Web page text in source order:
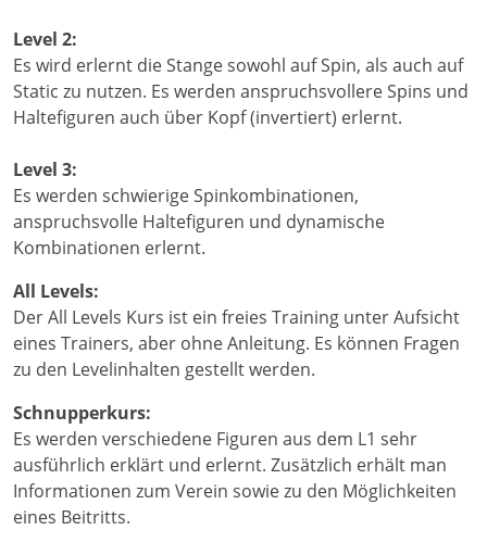
Level 2:
Es wird erlernt die Stange sowohl auf Spin, als auch auf
Static zu nutzen. Es werden anspruchsvollere Spins und
Haltefiguren auch über Kopf (invertiert) erlernt.
Level 3:
Es werden schwierige Spinkombinationen,
anspruchsvolle Haltefiguren und dynamische
Kombinationen erlernt.
All Levels:
Der All Levels Kurs ist ein freies Training unter Aufsicht
eines Trainers, aber ohne Anleitung. Es können Fragen
zu den Levelinhalten gestellt werden.
Schnupperkurs:
Es werden verschiedene Figuren aus dem L1 sehr
ausführlich erklärt und erlernt. Zusätzlich erhält man
Informationen zum Verein sowie zu den Möglichkeiten
eines Beitritts.